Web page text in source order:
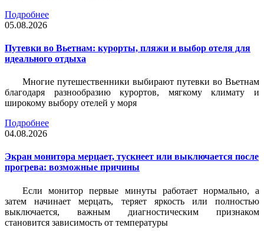
Подробнее
05.08.2026
Путевки во Вьетнам: курорты, пляжи и выбор отеля для
идеального отдыха
Многие путешественники выбирают путевки во Вьетнам
благодаря разнообразию курортов, мягкому климату и
широкому выбору отелей у моря
Подробнее
04.08.2026
Экран монитора мерцает, тускнеет или выключается после
прогрева: возможные причины
Если монитор первые минуты работает нормально, а
затем начинает мерцать, теряет яркость или полностью
выключается, важным диагностическим признаком
становится зависимость от температуры